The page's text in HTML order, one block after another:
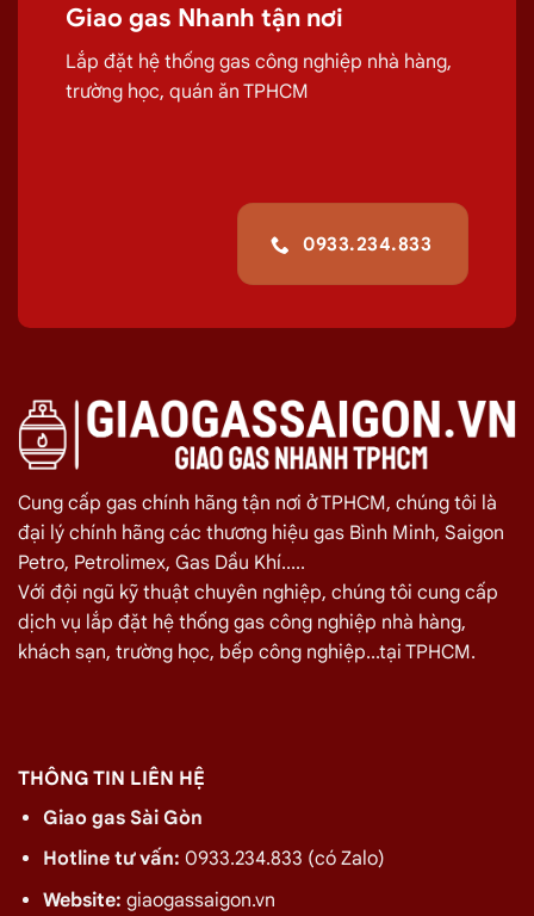
Giao gas Nhanh tận nơi
Lắp đặt hệ thống gas công nghiệp nhà hàng,
trường học, quán ăn TPHCM
0933.234.833
Cung cấp gas chính hãng tận nơi ở TPHCM, chúng tôi là
đại lý chính hãng các thương hiệu gas Bình Minh, Saigon
Petro, Petrolimex, Gas Dầu Khí.....
Với đội ngũ kỹ thuật chuyên nghiệp, chúng tôi cung cấp
dịch vụ lắp đặt hệ thống gas công nghiệp nhà hàng,
khách sạn, trường học, bếp công nghiệp...tại TPHCM.
THÔNG TIN LIÊN HỆ
Giao gas Sài Gòn
Hotline tư vấn: 0933.234.833 (có Zalo)
Website: giaogassaigon.vn